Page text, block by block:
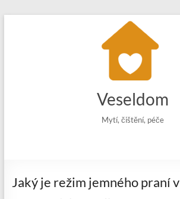
Veseldom
Mytí, čištění, péče
Jaký je režim jemného praní v